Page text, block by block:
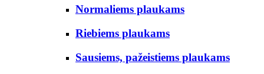
Normaliems plaukams
Riebiems plaukams
Sausiems, pažeistiems plaukams